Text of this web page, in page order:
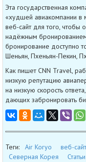
Эта государственная
«худшей авиакомпании в
веб-сайт для того, чтобы
надёжным
бронирование доступно
Шеньян, Пхеньян-Пекин,
Как пишет CNN Travel,
низкую репутацию
на низкую скорость
дающих забронировать
Теги: Air Koryo веб-сайт
Северная Корея
Статьи